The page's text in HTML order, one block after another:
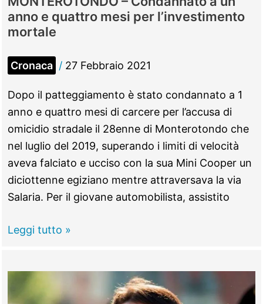
anno e quattro mesi per l’investimento
mortale
Cronaca / 27 Febbraio 2021
Dopo il patteggiamento è stato condannato a 1
anno e quattro mesi di carcere per l’accusa di
omicidio stradale il 28enne di Monterotondo che
nel luglio del 2019, superando i limiti di velocità
aveva falciato e ucciso con la sua Mini Cooper un
diciottenne egiziano mentre attraversava la via
Salaria. Per il giovane automobilista, assistito
MONTEROTONDO
un
Leggi tutto »